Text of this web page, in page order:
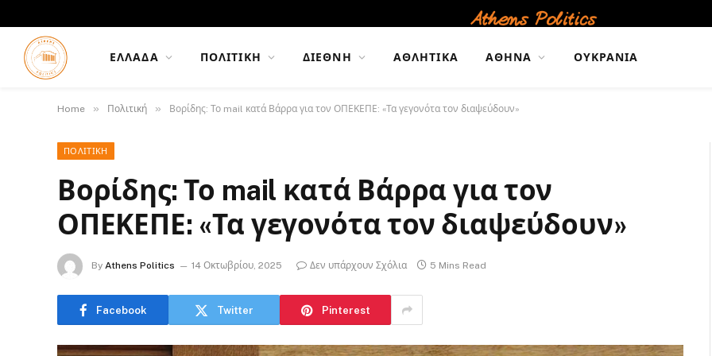
ΕΛΛΆΔΑ ΠΟΛΙΤΙΚΉ ΔΙΕΘΝΉ ΑΘΛΗΤΙΚΆ ΑΘΉΝΑ ΟΥΚΡΑΝΊΑ
Home » Πολιτική » Βορίδης: Το mail κατά Βάρρα για τον ΟΠΕΚΕΠΕ: «Τα γεγονότα τον διαψεύδουν»
ΠΟΛΙΤΙΚΉ
Βορίδης: Το mail κατά Βάρρα για τον
ΟΠΕΚΕΠΕ: «Τα γεγονότα τον διαψεύδουν»
By Athens Politics 14 Οκτωβρίου, 2025 Δεν υπάρχουν Σχόλια 5 Mins Read
Facebook Twitter Pinterest